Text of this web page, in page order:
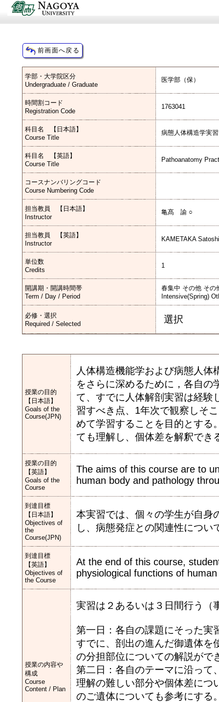
学部・大学院区分
Undergraduate / Graduate
医学部（保）
時間割コード
Registration Code
1763041
科目名 【日本語】
Course Title
病態人体構造学実習
科目名 【英語】
Course Title
Pathoanatomy
コースナンバリングコード
Course Numbering Code
担当教員 【日本語】
Instructor
亀髙 諭 ○
担当教員 【英語】
Instructor
KAMETAKA
単位数
Credits
1
開講期・開講時間帯
Term / Day / Period
春集中 その他 その
Intensive(Spring)
必修・選択
Required / Selected
選択
授業の目的
【日本語】
Goals of the
Course(JPN)
人体構造機能学および病態人
をさらに深めるために，各自の
て、すでに人体解剖実習は経験
習すべき点、1年次で観察しそ
めて学習することを目的とする
ても理解し、個体差を解釈でき
授業の目的
【英語】
Goals of the
Course
The aims of this course are to
human body and pathology
到達目標
【日本語】
Objectives of
the
Course(JPN)
本実習では、個々の学生が自身
し、病態発症との関連性につ
到達目標
【英語】
Objectives of
the Course
At the end of this course,
physiological functions of
授業の内容や
構成
Course
Content / Plan
実習は２あるいは３日間行う（
第一日：各自の課題にそった実
すでに、剖出の進んだ御遺体を
の分担部位についての解説がで
第二日：各自のテーマに沿って
理解の難しい部分や個体差につ
のご遺体についても参考にする